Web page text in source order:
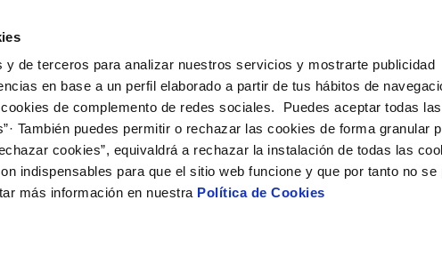
y de terceros para analizar nuestros servicios y mostrarte publicidad
en base a un perfil elaborado a partir de tus hábitos de
de complemento de redes sociales. Puedes aceptar todas
También puedes permitir o rechazar las cookies de forma granular
cookies”, equivaldrá a rechazar la instalación de todas las
indispensables para que el sitio web funcione y que por tanto no se
más información en nuestra Política de Cookies
de titular
de suministro
MODIFICACIÓN DE DATOS
Actualizar datos bancarios
Actualizar datos de domicilio
Tu Servicio
AL CLIENTE
contacto
y afectaciones
COMPROMISO DE SERVICIO
Carta de compromisos
Customer Counsel (Defensa del cliente)
Tu Agua
del agua
CUIDADOS DEL AGUA
Consejos de ahorro
Medidas contra la sequía
Conócenos
DE GESTIÓN Y CERTIFICADOS
CONTRATACIÓN
Licitaciones en curso
Nuestros